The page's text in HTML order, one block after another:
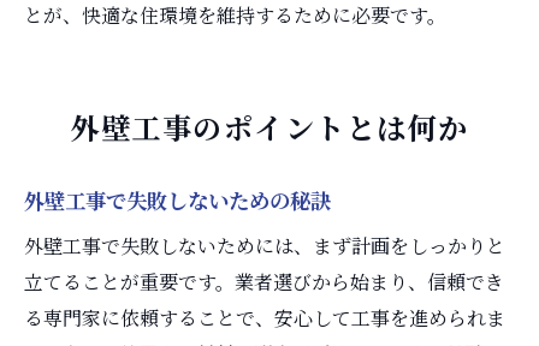
とが、快適な住環境を維持するために必要です。
外壁工事のポイントとは何か
外壁工事で失敗しないための秘訣
外壁工事で失敗しないためには、まず計画をしっかりと
立てることが重要です。業者選びから始まり、信頼でき
る専門家に依頼することで、安心して工事を進められま